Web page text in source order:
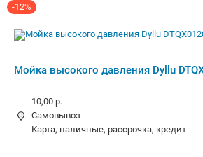
-12%
Мойка высокого давления Dyllu
10,00 р.
Самовывоз
карта, наличные, рассрочка, кредит